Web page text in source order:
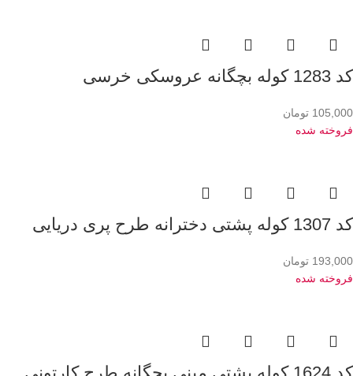
کد 1283 کوله بچگانه عروسکی خرسی
105,000 تومان
فروخته شده
کد 1307 کوله پشتی دخترانه طرح پری دریایی
193,000 تومان
فروخته شده